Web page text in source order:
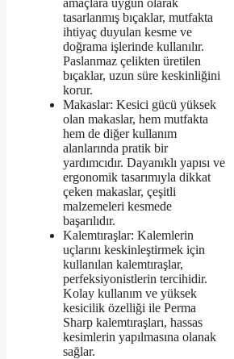
tasarlanmış bıçaklar, mutfakta
ihtiyaç duyulan kesme ve
doğrama işlerinde kullanılır.
Paslanmaz çelikten üretilen
bıçaklar, uzun süre keskinliğini
korur.
Makaslar: Kesici gücü yüksek
olan makaslar, hem mutfakta
hem de diğer kullanım
alanlarında pratik bir
yardımcıdır. Dayanıklı yapısı ve
ergonomik tasarımıyla dikkat
çeken makaslar, çeşitli
malzemeleri kesmede
başarılıdır.
Kalemtıraşlar: Kalemlerin
uçlarını keskinleştirmek için
kullanılan kalemtıraşlar,
perfeksiyonistlerin tercihidir.
Kolay kullanım ve yüksek
kesicilik özelliği ile Perma
Sharp kalemtıraşları, hassas
kesimlerin yapılmasına olanak
sağlar.